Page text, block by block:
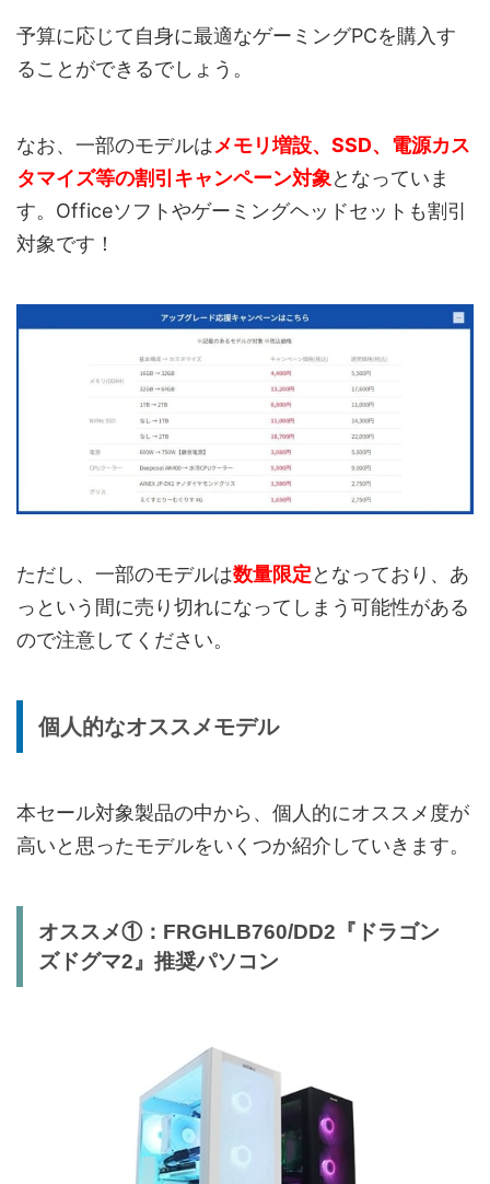
予算に応じて自身に最適なゲーミングPCを購入す
ることができるでしょう。
なお、一部のモデルはメモリ増設、SSD、電源カス
タマイズ等の割引キャンペーン対象となっていま
す。Officeソフトやゲーミングヘッドセットも割引
対象です！
ただし、一部のモデルは数量限定となっており、あ
っという間に売り切れになってしまう可能性がある
ので注意してください。
個人的なオススメモデル
本セール対象製品の中から、個人的にオススメ度が
高いと思ったモデルをいくつか紹介していきます。
オススメ①：FRGHLB760/DD2『ドラゴン
ズドグマ2』推奨パソコン